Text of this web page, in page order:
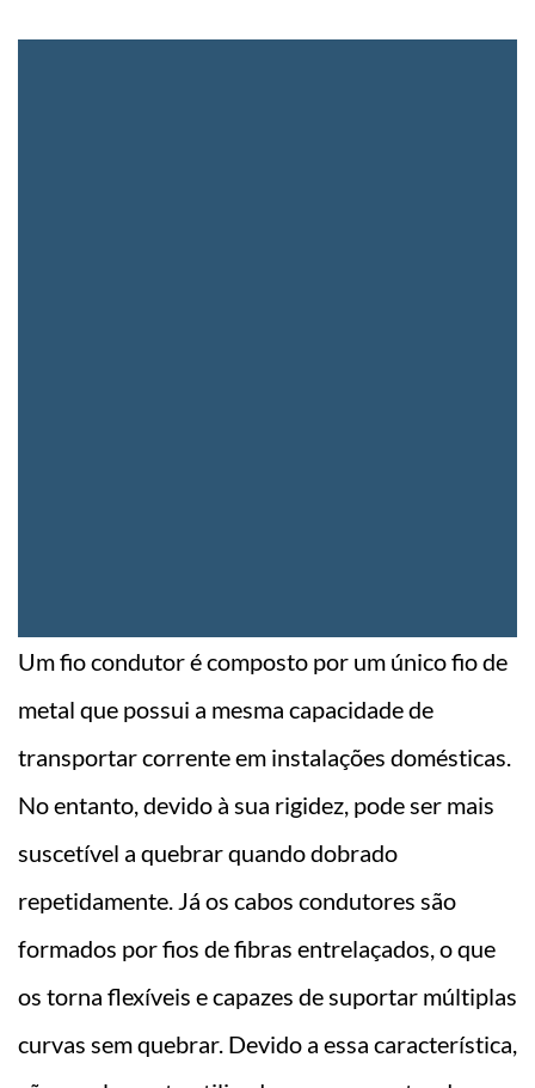
Um fio condutor é composto por um único fio de
metal que possui a mesma capacidade de
transportar corrente em instalações domésticas.
No entanto, devido à sua rigidez, pode ser mais
suscetível a quebrar quando dobrado
repetidamente. Já os cabos condutores são
formados por fios de fibras entrelaçados, o que
os torna flexíveis e capazes de suportar múltiplas
curvas sem quebrar. Devido a essa característica,